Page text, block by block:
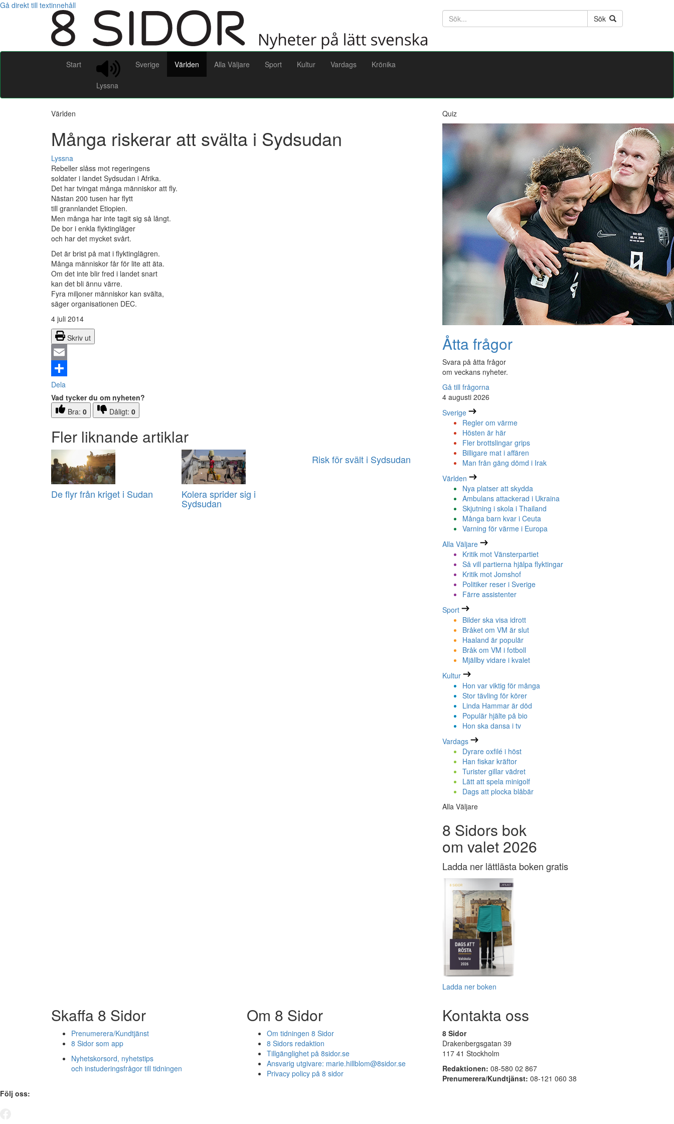
Gå direkt till textinnehåll
Söktext
Sök
Start
Lyssna
Sverige Världen Alla Väljare Sport Kultur Vardags Krönika
Världen
Många riskerar att svälta i Sydsudan
Lyssna
Rebeller slåss mot regeringens
soldater i landet Sydsudan i Afrika.
Det har tvingat många människor att fly.
Nästan 200 tusen har flytt
till grannlandet Etiopien.
Men många har inte tagit sig så långt.
De bor i enkla flyktingläger
och har det mycket svårt.
Det är brist på mat i flyktinglägren.
Många människor får för lite att äta.
Om det inte blir fred i landet snart
kan det bli ännu värre.
Fyra miljoner människor kan svälta,
säger organisationen DEC.
4 juli 2014
Skriv ut
Email
Dela
Vad tycker du om nyheten?
Bra: 0 Dåligt: 0
Fler liknande artiklar
De flyr från kriget i Sudan Kolera sprider sig i
Sydsudan
Risk för svält i Sydsudan
Quiz
Åtta frågor
Svara på åtta frågor
om veckans nyheter.
Gå till frågorna
4 augusti 2026
Sverige
Regler om värme
Hösten är här
Fler brottslingar grips
Billigare mat i affären
Man från gäng dömd i Irak
Världen
Nya platser att skydda
Ambulans attackerad i Ukraina
Skjutning i skola i Thailand
Många barn kvar i Ceuta
Varning för värme i Europa
Alla Väljare
Kritik mot Vänsterpartiet
Så vill partierna hjälpa flyktingar
Kritik mot Jomshof
Politiker reser i Sverige
Färre assistenter
Sport
Bilder ska visa idrott
Bråket om VM är slut
Haaland är populär
Bråk om VM i fotboll
Mjällby vidare i kvalet
Kultur
Hon var viktig för många
Stor tävling för körer
Linda Hammar är död
Populär hjälte på bio
Hon ska dansa i tv
Vardags
Dyrare oxfilé i höst
Han fiskar kräftor
Turister gillar vädret
Lätt att spela minigolf
Dags att plocka blåbär
Alla Väljare
8 Sidors bok
om valet 2026
Ladda ner lättlästa boken gratis
Ladda ner boken
Skaffa 8 Sidor
Prenumerera/Kundtjänst
8 Sidor som app
Nyhetskorsord, nyhetstips
och instuderingsfrågor till tidningen
Om 8 Sidor
Om tidningen 8 Sidor
8 Sidors redaktion
Tillgänglighet på 8sidor.se
Ansvarig utgivare: marie.hillblom@8sidor.se
Privacy policy på 8 sidor
Kontakta oss
8 Sidor
Drakenbergsgatan 39
117 41 Stockholm
Redaktionen: 08-580 02 867
Prenumerera/Kundtjänst: 08-121 060 38
Följ oss: